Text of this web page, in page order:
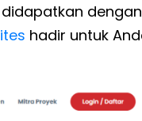
hadir untuk